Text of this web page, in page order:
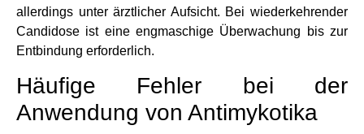
allerdings unter ärztlicher Aufsicht. Bei wiederkehrender
Candidose ist eine engmaschige Überwachung bis zur
Entbindung erforderlich.
Häufige Fehler bei der
Anwendung von Antimykotika